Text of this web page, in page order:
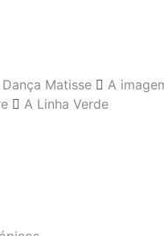
Dança Matisse
A
A Linha Verde